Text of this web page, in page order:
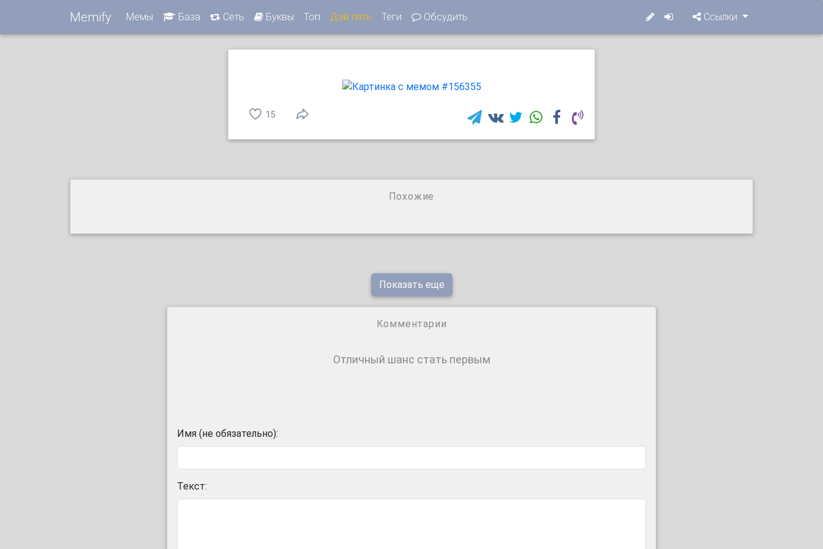
Memify Мемы База Сеть Буквы Топ Дай пять Теги Обсудить Ссылки
15
Похожие
Показать еще
Комментарии
Отличный шанс стать первым
Имя (не обязательно):
Текст: